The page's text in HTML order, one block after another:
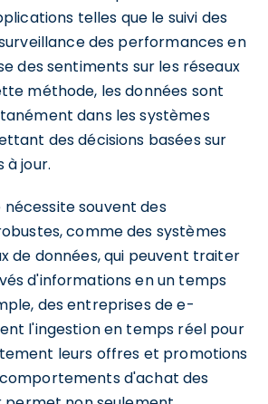
telles que le suivi des
des performances en
des sentiments sur les réseaux
méthode, les données sont
dans les systèmes
des décisions basées sur
à jour.
souvent des
comme des systèmes
de données, qui peuvent traiter
d'informations en un temps
des entreprises de e-
l'ingestion en temps réel pour
leurs offres et promotions
d'achat des